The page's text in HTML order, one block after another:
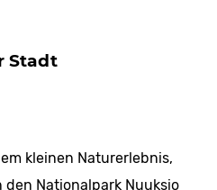
Stadt
kleinen Naturerlebnis,
Nationalpark Nuuksio